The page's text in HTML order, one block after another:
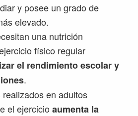
y posee un grado de
elevado.
una nutrición
físico regular
el rendimiento escolar y
.
en adultos
el ejercicio aumenta la